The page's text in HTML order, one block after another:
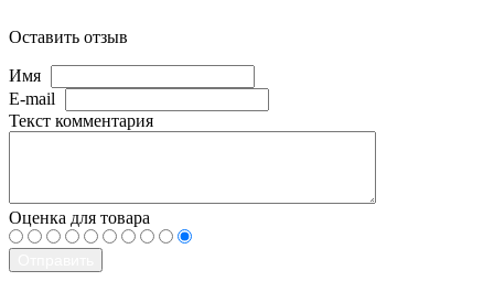
Оставить отзыв
Имя
E-mail
Текст комментария
Оценка для товара